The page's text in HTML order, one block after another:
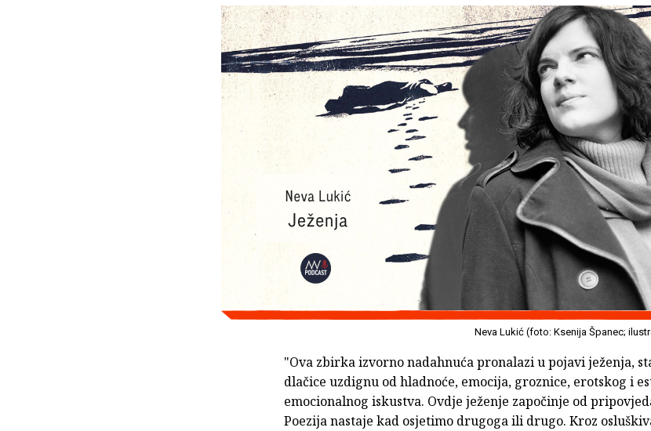
Neva Lukić (foto: Ksenija Španec;
"Ova zbirka izvorno nadahnuća pronalazi u pojavi ježenja,
dlačice uzdignu od hladnoće, emocija, groznice, erotskog i
emocionalnog iskustva. Ovdje ježenje započinje od
Poezija nastaje kad osjetimo drugoga ili drugo. Kroz